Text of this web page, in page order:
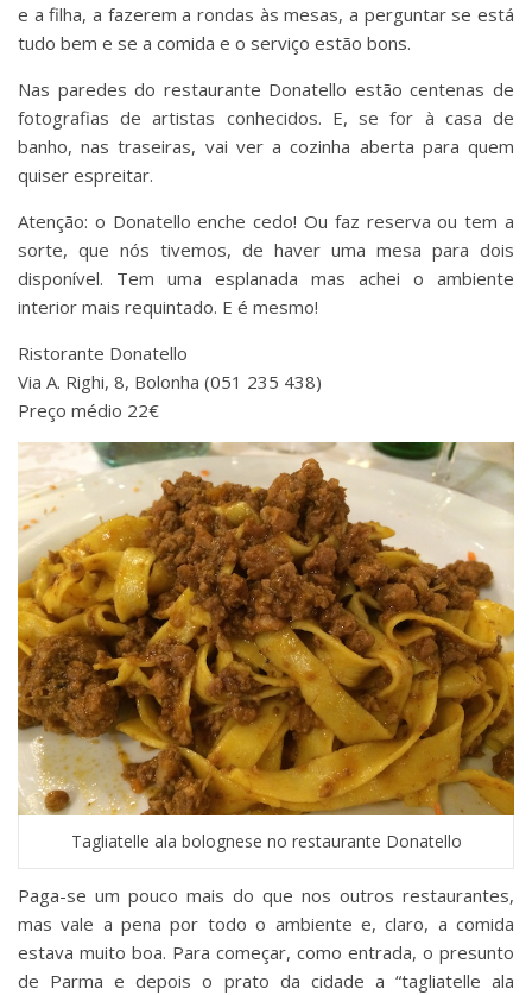
e a filha, a fazerem a rondas às mesas, a perguntar se está
tudo bem e se a comida e o serviço estão bons.
Nas paredes do restaurante Donatello estão centenas de
fotografias de artistas conhecidos. E, se for à casa de
banho, nas traseiras, vai ver a cozinha aberta para quem
quiser espreitar.
Atenção: o Donatello enche cedo! Ou faz reserva ou tem a
sorte, que nós tivemos, de haver uma mesa para dois
disponível. Tem uma esplanada mas achei o ambiente
interior mais requintado. E é mesmo!
Ristorante Donatello
Via A. Righi, 8, Bolonha (051 235 438)
Preço médio 22€
Tagliatelle ala bolognese no restaurante Donatello
Paga-se um pouco mais do que nos outros restaurantes,
mas vale a pena por todo o ambiente e, claro, a comida
estava muito boa. Para começar, como entrada, o presunto
de Parma e depois o prato da cidade a “tagliatelle ala